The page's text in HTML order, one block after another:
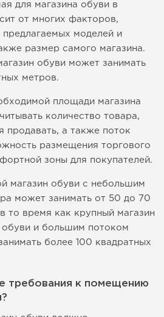
для магазина обуви в
от многих факторов,
моделей и
размер самого магазина.
обуви может занимать
метров.
площади магазина
количество товара,
продавать, а также поток
размещения торгового
зоны для покупателей.
магазин обуви с небольшим
может занимать от 50 до 70
то время как крупный магазин
и большим потоком
более 100 квадратных
требования к помещению